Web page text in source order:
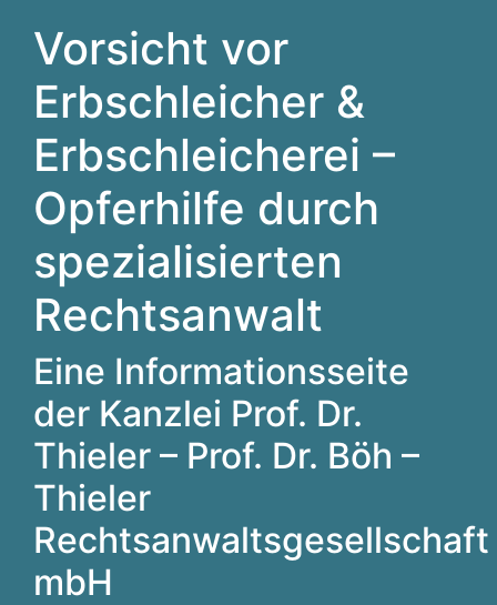
Vorsicht vor
Erbschleicher &
Erbschleicherei –
Opferhilfe durch
spezialisierten
Rechtsanwalt
Eine Informationsseite
der Kanzlei Prof. Dr.
Thieler – Prof. Dr. Böh –
Thieler
Rechtsanwaltsgesellschaft
mbH